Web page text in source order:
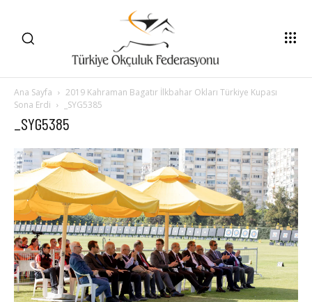
Ana Sayfa
2019 Kahraman Bagatır İlkbahar Okları Türkiye Kupası
Sona Erdi
_SYG5385
_SYG5385